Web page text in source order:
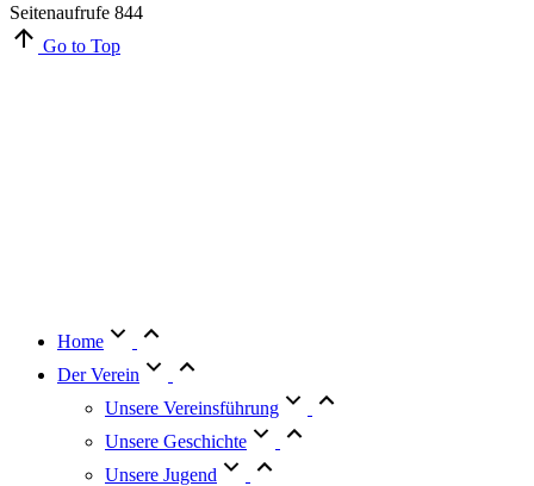
Seitenaufrufe 844
Go to Top
Home
Der Verein
Unsere Vereinsführung
Unsere Geschichte
Unsere Jugend